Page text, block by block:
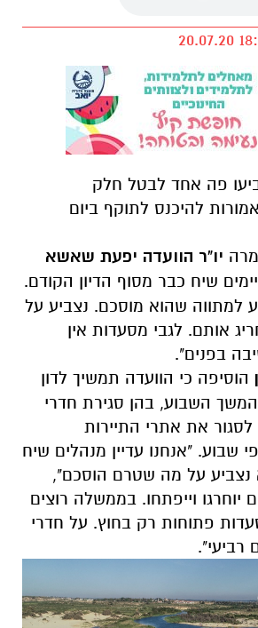
פה אחד לבטל חלק
להיכנס לתוקף ביום
יו"ר הוועדה יפעת שאשא
שיח כבר מסוף הדיון הקודם.
למתווה שהוא מוסכם. נצביע על
אותם. לגבי מסעדות אין
בפנים".
הוסיפה כי הוועדה תמשיך לדון
השבוע, בהן סגירת חדרי
את אתרי התיירות
שבוע. "אנחנו עדיין מנהלים שיח
על מה שטרם הוסכם",
יוחרגו וייפתחו. בממשלה רוצים
פתוחות רק בחוץ. על חדרי
רביעי".